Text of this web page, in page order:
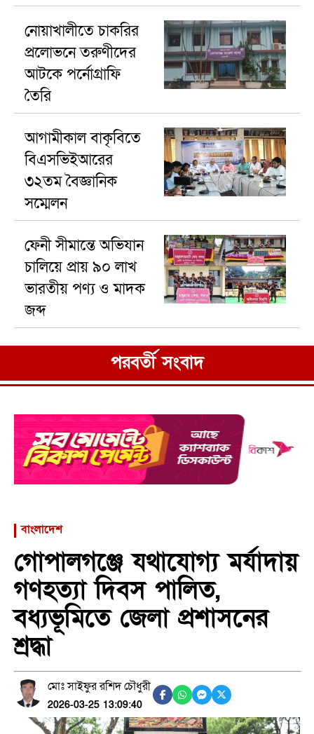
নোয়াখালীতে চাকরির
প্রলোভনে তরুণীদের
আটকে পর্নোগ্রাফি
তৈরি
আগামীকাল বাকৃবিতে
বিএসভিইআরের
৩২তম বৈজ্ঞানিক
সম্মেলন
ফেনী সীমান্তে অভিযান
চালিয়ে প্রায় ৯০ লাখ
ভারতীয় পণ্য ও মাদক
জব্দ
পরবর্তী সংবাদ
বাংলাদেশ
গোপালগঞ্জে যথাযোগ্য মর্যাদায়
গণহত্যা দিবস পালিত,
বধ্যভূমিতে জেলা প্রশাসনের
শ্রদ্ধা
মোঃ সাইফুর রশিদ চৌধুরী
2026-03-25 13:09:40